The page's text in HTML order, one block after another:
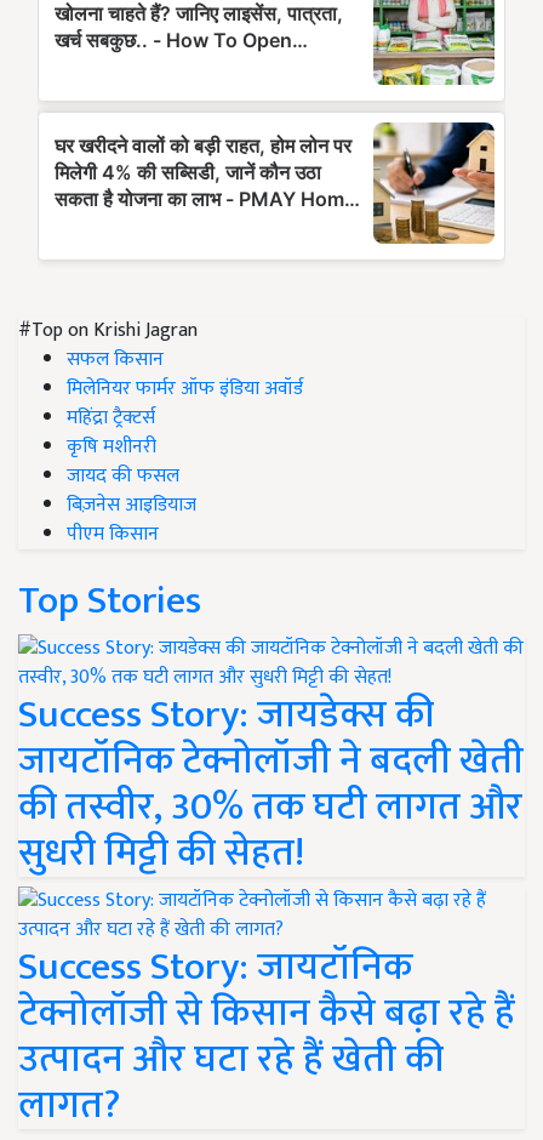
#Top on Krishi Jagran
सफल किसान
मिलेनियर फार्मर ऑफ इंडिया अवॉर्ड
महिंद्रा ट्रैक्टर्स
कृषि मशीनरी
जायद की फसल
बिज़नेस आइडियाज
पीएम किसान
Top Stories
Success Story: जायडेक्स की
जायटॉनिक टेक्नोलॉजी ने बदली खेती
की तस्वीर, 30% तक घटी लागत और
सुधरी मिट्टी की सेहत!
Success Story: जायटॉनिक
टेक्नोलॉजी से किसान कैसे बढ़ा रहे हैं
उत्पादन और घटा रहे हैं खेती की
लागत?